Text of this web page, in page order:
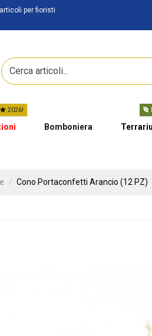
per fioristi
2026!
Bomboniera
Cono Portaconfetti Arancio (12 PZ)